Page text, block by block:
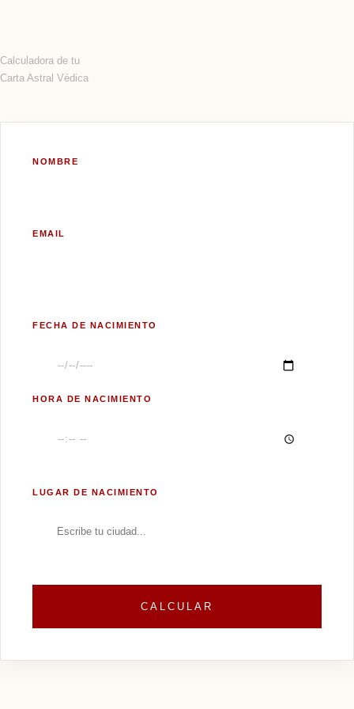
Calculadora de tu
Carta Astral Védica
NOMBRE
EMAIL
FECHA DE NACIMIENTO
HORA DE NACIMIENTO
LUGAR DE NACIMIENTO
CALCULAR